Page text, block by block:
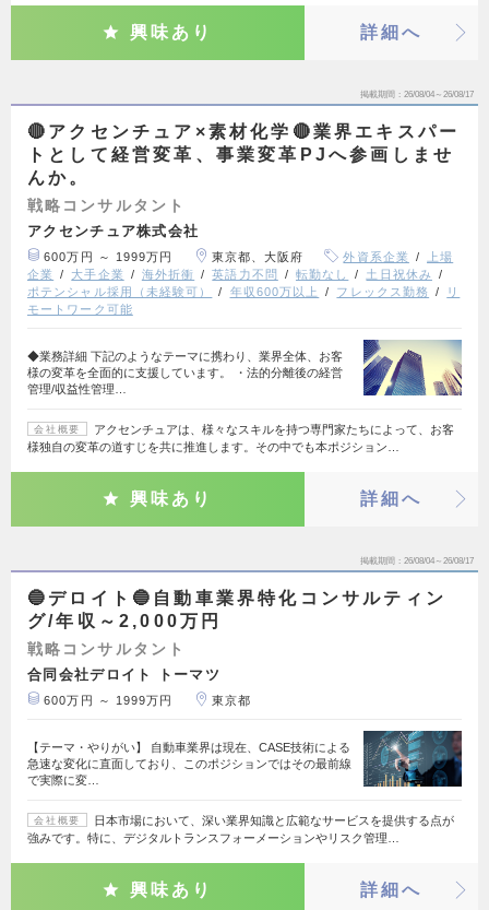
興味あり 詳細へ
掲載期間 26/08/04～26/08/17
🔴アクセンチュア×素材化学🔴業界エキスパー
トとして経営変革、事業変革PJへ参画しませ
んか。
戦略コンサルタント
アクセンチュア株式会社
600万円 ～ 1999万円 東京都、大阪府 外資系企業
上場
企業
大手企業 海外折衝 英語力不問 転勤なし
土日祝休み
ポテンシャル採用（未経験可）
年収600万以上 フレックス勤務
リ
モートワーク可能
◆業務詳細 下記のようなテーマに携わり、業界全体、お客
様の変革を全面的に支援しています。 ・法的分離後の経営
管理/収益性管理…
会社概要
アクセンチュアは、様々なスキルを持つ専門家たちによって、お客
様独自の変革の道すじを共に推進します。その中でも本ポジション…
興味あり 詳細へ
掲載期間 26/08/04～26/08/17
🔵デロイト🔵自動車業界特化コンサルティン
グ/年収～2,000万円
戦略コンサルタント
合同会社デロイト トーマツ
600万円 ～ 1999万円 東京都
【テーマ・やりがい】 自動車業界は現在、CASE技術による
急速な変化に直面しており、このポジションではその最前線
で実際に変…
会社概要
日本市場において、深い業界知識と広範なサービスを提供する点が
強みです。特に、デジタルトランスフォーメーションやリスク管理…
興味あり 詳細へ